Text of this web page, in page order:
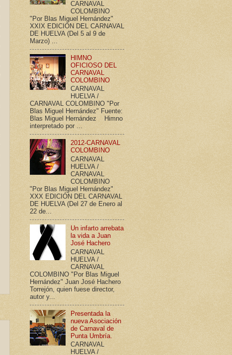
CARNAVAL
COLOMBINO
"Por Blas Miguel Hernández"
XXIX EDICIÓN DEL CARNAVAL
DE HUELVA (Del 5 al 9 de
Marzo) ...
HIMNO
OFICIOSO DEL
CARNAVAL
COLOMBINO
CARNAVAL
HUELVA /
CARNAVAL COLOMBINO "Por
Blas Miguel Hernández" Fuente:
Blas Miguel Hernández Himno
interpretado por ...
2012-CARNAVAL
COLOMBINO
CARNAVAL
HUELVA /
CARNAVAL
COLOMBINO
"Por Blas Miguel Hernández"
XXX EDICIÓN DEL CARNAVAL
DE HUELVA (Del 27 de Enero al
22 de...
Un infarto arrebata
la vida a Juan
José Hachero
CARNAVAL
HUELVA /
CARNAVAL
COLOMBINO "Por Blas Miguel
Hernández" Juan José Hachero
Torrejón, quien fuese director,
autor y...
Presentada la
nueva Asociación
de Carnaval de
Punta Umbría.
CARNAVAL
HUELVA /